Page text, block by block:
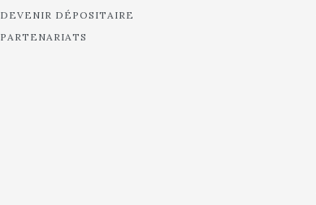
DEVENIR DÉPOSITAIRE
PARTENARIATS